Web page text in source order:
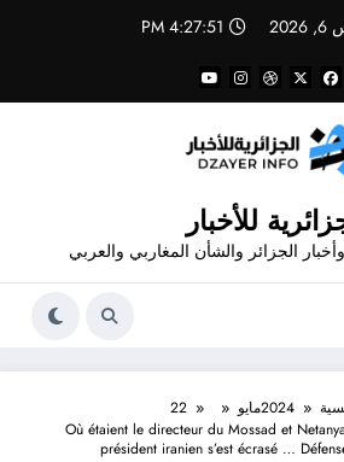
4:27:51 PM
للأخبار
الجزائر والشأن المغاربي والعربي
2024مايو
22
Où étaient le directeur du Mossad et
président iranien s’est écrasé …